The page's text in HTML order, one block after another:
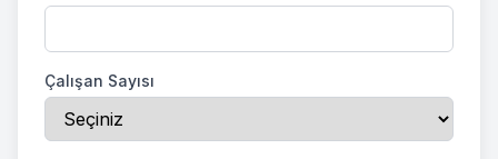
Çalışan Sayısı